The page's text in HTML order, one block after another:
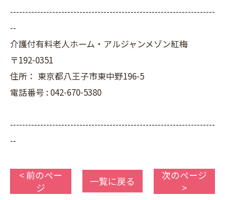
--------------------------------------------------------------------
--
介護付有料老人ホーム・アルジャンメゾン紅梅
〒192-0351
住所： 東京都八王子市東中野196-5
電話番号 : 042-670-5380
--------------------------------------------------------------------
--
< 前のペー
ジ
一覧に戻る
次のページ
>